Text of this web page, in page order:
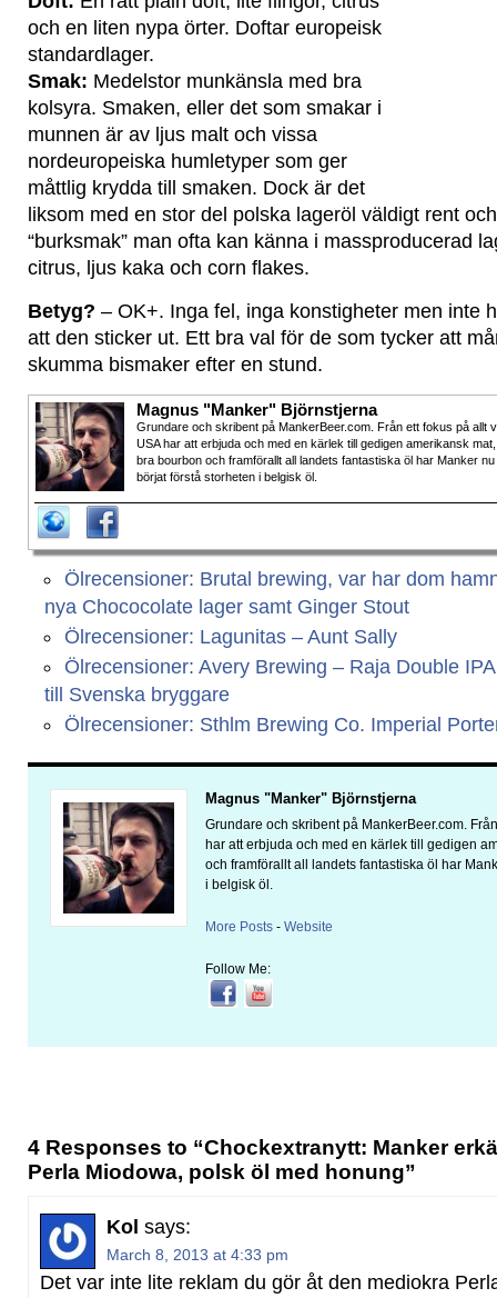
och en liten nypa örter. Doftar europeisk
standardlager.
Smak: Medelstor munkänsla med bra
kolsyra. Smaken, eller det som smakar i
munnen är av ljus malt och vissa
nordeuropeiska humletyper som ger
måttlig krydda till smaken. Dock är det
liksom med en stor del polska lageröl väldigt rent
“burksmak” man ofta kan känna i massproducerad
citrus, ljus kaka och corn flakes.
Betyg? – OK+. Inga fel, inga konstigheter men inte
att den sticker ut. Ett bra val för de som tycker att
skumma bismaker efter en stund.
Magnus "Manker" Björnstjerna
Grundare och skribent på MankerBeer.com. Från ett fokus på allt
USA har att erbjuda och med en kärlek till gedigen amerikansk mat,
bra bourbon och framförallt all landets fantastiska öl har Manker nu
börjat förstå storheten i belgisk öl.
Ölrecensioner: Brutal brewing, var har dom
nya Chococolate lager samt Ginger Stout
Ölrecensioner: Lagunitas – Aunt Sally
Ölrecensioner: Avery Brewing – Raja Double
till Svenska bryggare
Ölrecensioner: Sthlm Brewing Co. Imperial
Magnus "Manker" Björnstjerna
Grundare och skribent på MankerBeer.com.
har att erbjuda och med en kärlek till gedigen
och framförallt all landets fantastiska öl har
i belgisk öl.
More Posts - Website
Follow Me:
4 Responses to “Chockextranytt: Manker
Perla Miodowa, polsk öl med honung”
Kol says:
March 8, 2013 at 4:33 pm
Det var inte lite reklam du gör åt den mediokra